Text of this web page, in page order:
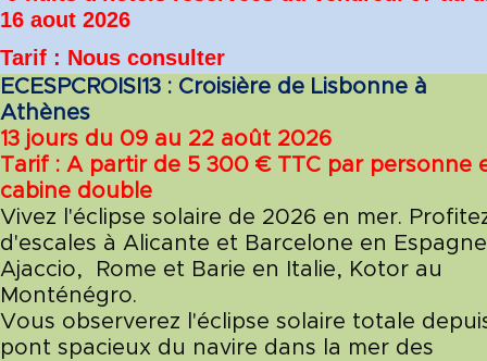
16 aout 2026
Tarif : Nous consulter
ECESPCROISI13 : Croisière de Lisbonne à
Athènes
13 jours du 09 au 22 août 2026
Tarif : A partir de 5 300 € TTC par personne
cabine double
Vivez l'éclipse solaire de 2026 en mer.
d'escales à Alicante et Barcelone en
Ajaccio, Rome et Barie en Italie, Kotor au
Monténégro.
Vous observerez l'éclipse solaire totale
pont spacieux du navire dans la mer des